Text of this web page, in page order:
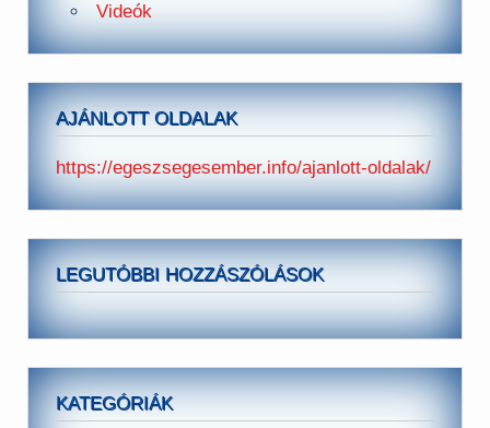
Videók
AJÁNLOTT OLDALAK
https://egeszsegesember.info/ajanlott-oldalak/
LEGUTÓBBI HOZZÁSZÓLÁSOK
KATEGÓRIÁK